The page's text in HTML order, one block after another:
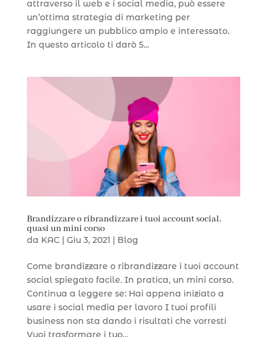
attraverso il web e i social media, può essere
un’ottima strategia di marketing per
raggiungere un pubblico ampio e interessato.
In questo articolo ti darò 5...
Brandizzare o ribrandizzare i tuoi account social,
quasi un mini corso
da KAC| Giu 3, 2021 | Blog
Come brandizzare o ribrandizzare i tuoi account
social spiegato facile. In pratica, un mini corso.
Continua a leggere se: Hai appena iniziato a
usare i social media per lavoro I tuoi profili
business non sta dando i risultati che vorresti
Vuoi trasformare i tuo...